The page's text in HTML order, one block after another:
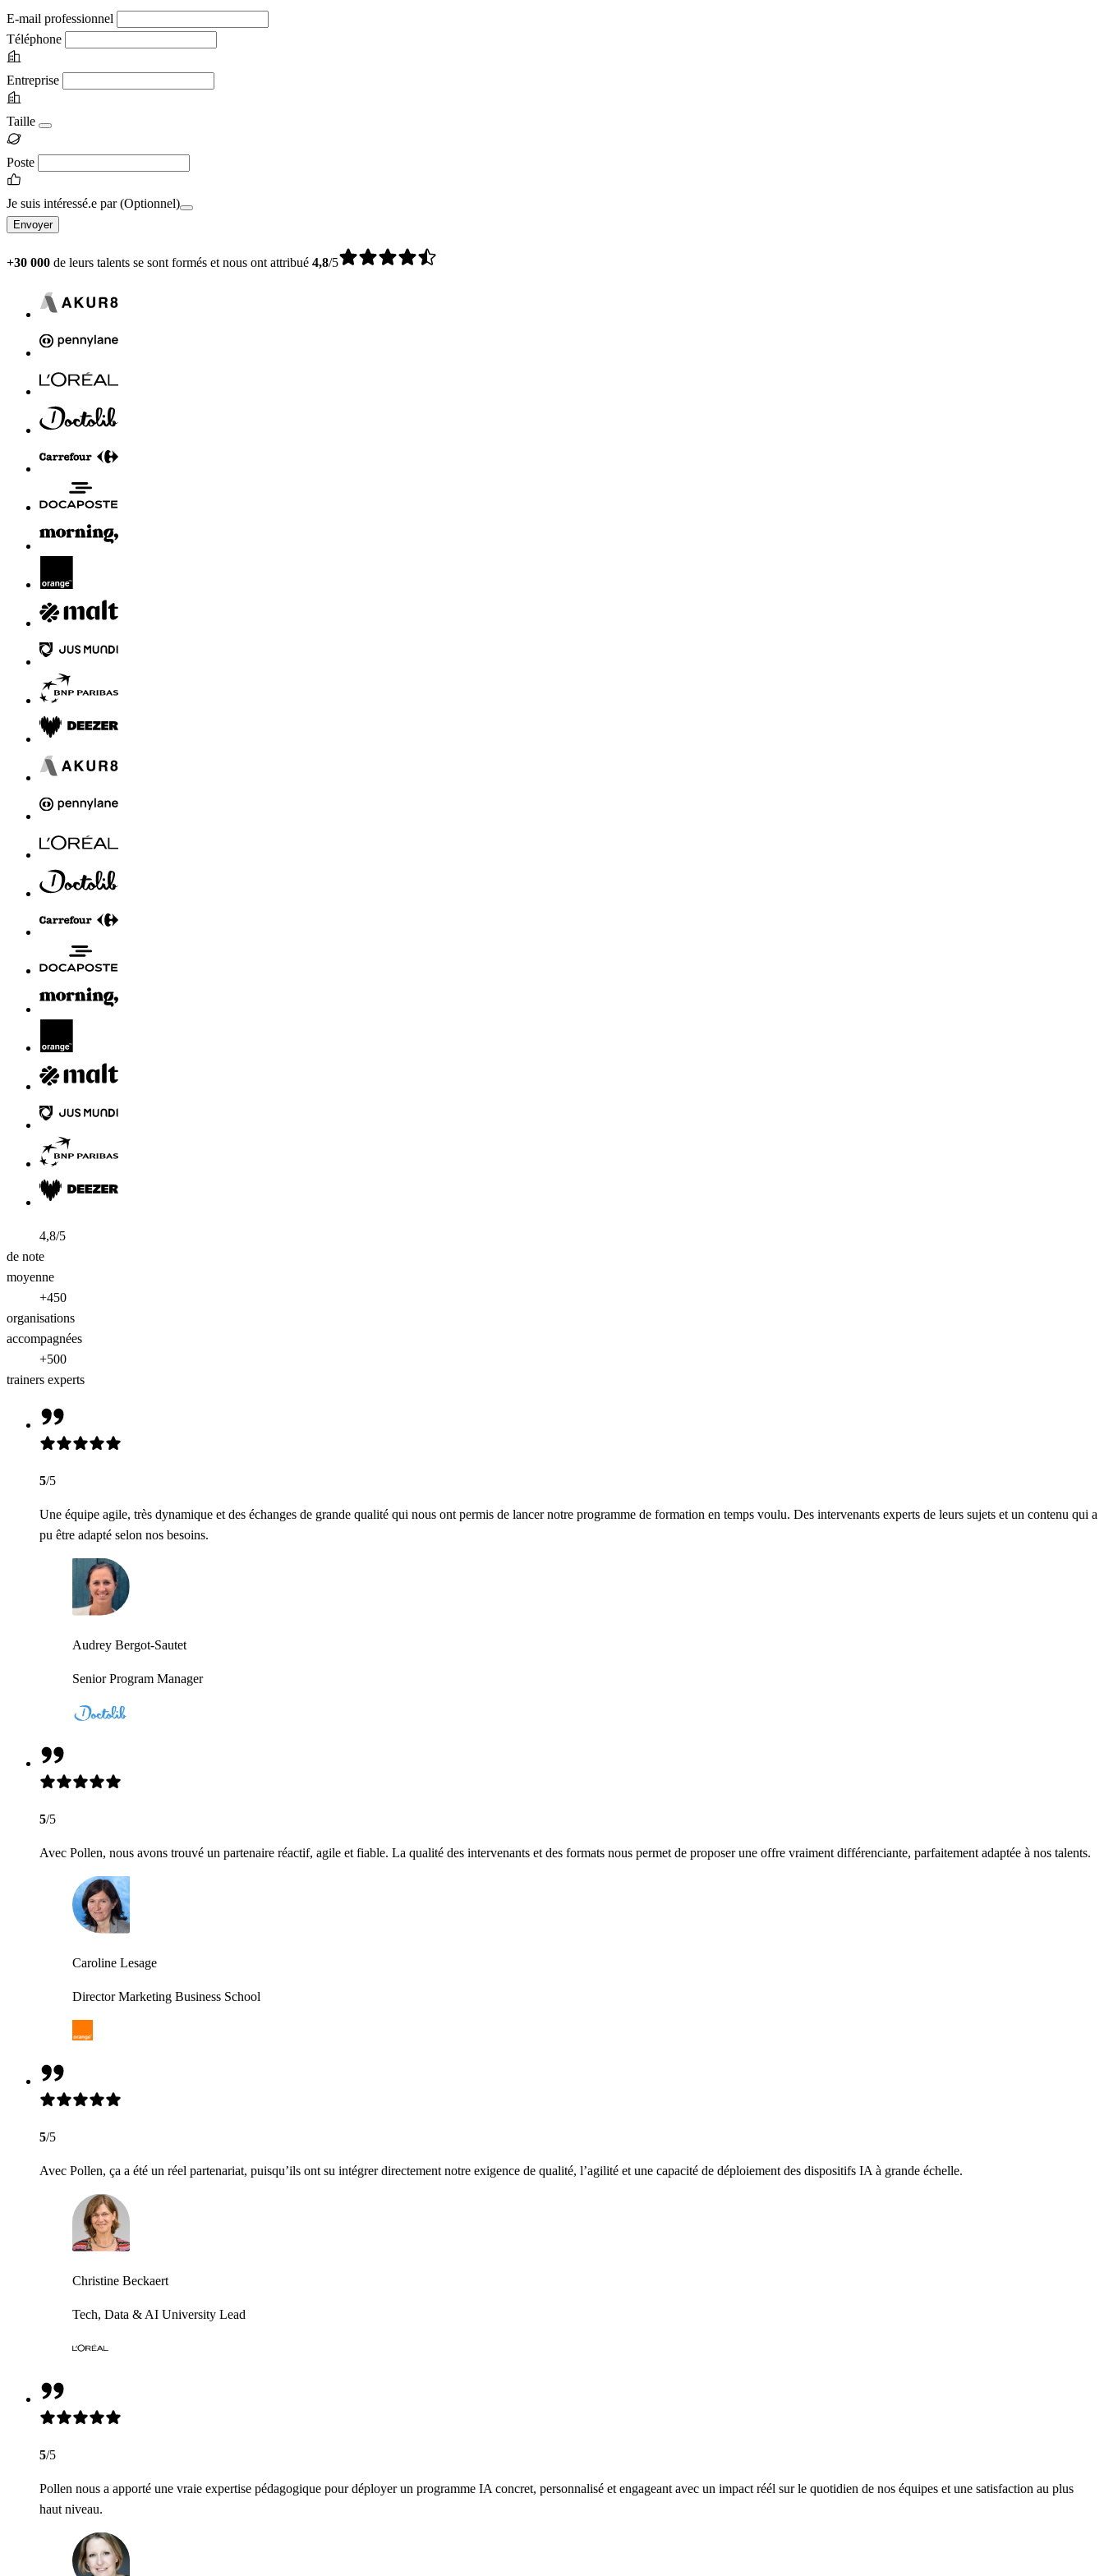
E-mail professionnel
Téléphone
Entreprise
Taille
Poste
Je suis intéressé.e par(Optionnel)
Envoyer
+30 000 de leurs talents se sont formés et nous ont attribué 4,8/5
4,8/5
de note
moyenne
+450
organisations
accompagnées
+500
trainers experts
5/5
Une équipe agile, très dynamique et des échanges de grande qualité qui nous ont permis de lancer notre programme de formation en temps voulu. Des intervenants experts de leurs sujets et un contenu qui a
pu être adapté selon nos besoins.
Audrey Bergot-Sautet
Senior Program Manager
5/5
Avec Pollen, nous avons trouvé un partenaire réactif, agile et fiable. La qualité des intervenants et des formats nous permet de proposer une offre vraiment différenciante, parfaitement adaptée à nos talents.
Caroline Lesage
Director Marketing Business School
5/5
Avec Pollen, ça a été un réel partenariat, puisqu’ils ont su intégrer directement notre exigence de qualité, l’agilité et une capacité de déploiement des dispositifs IA à grande échelle.
Christine Beckaert
Tech, Data & AI University Lead
5/5
Pollen nous a apporté une vraie expertise pédagogique pour déployer un programme IA concret, personnalisé et engageant avec un impact réél sur le quotidien de nos équipes et une satisfaction au plus
haut niveau.